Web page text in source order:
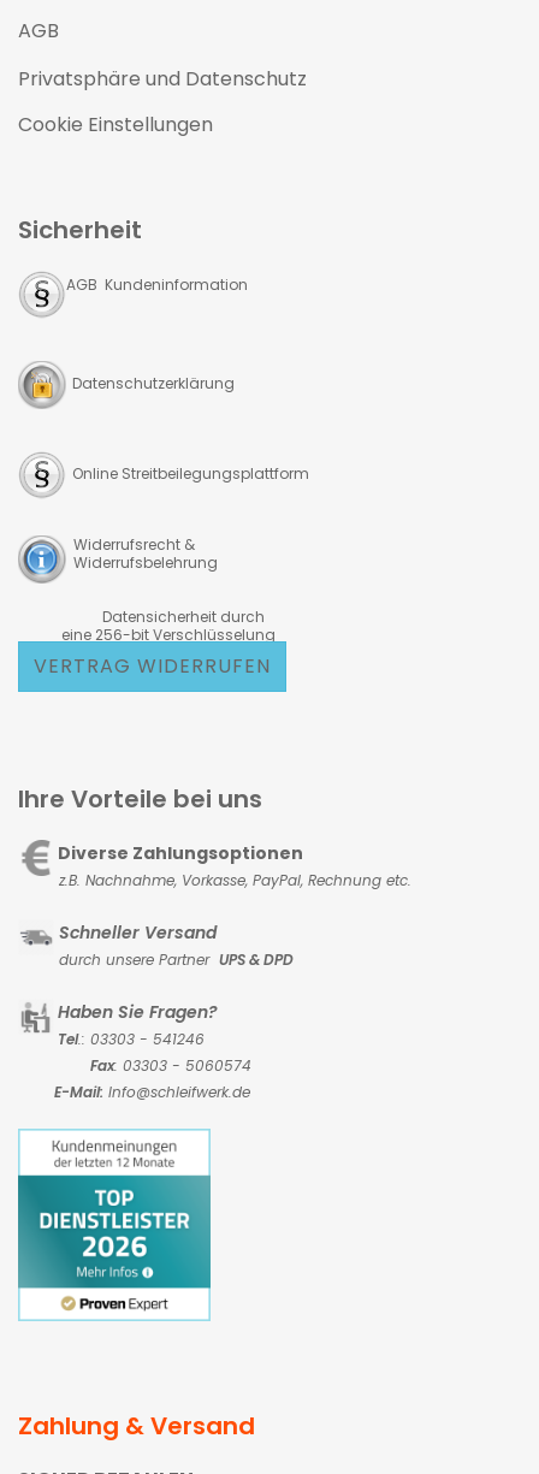
AGB
Privatsphäre und Datenschutz
Cookie Einstellungen
Sicherheit
AGB Kundeninformation
Datenschutzerklärung
Online Streitbeilegungsplattform
Widerrufsrecht &
Widerrufsbelehrung
Datensicherheit durch
eine 256-bit Verschlüsselung
VERTRAG WIDERRUFEN
Ihre Vorteile bei uns
Diverse Zahlungsoptionen
z.B. Nachnahme, Vorkasse, PayPal, Rechnung etc.
Schneller Versand
durch unsere Partner UPS & DPD
Haben Sie Fragen?
Tel.: 03303 - 541246
Fax: 03303 - 5060574
E-Mail: Info@schleifwerk.de
Zahlung & Versand